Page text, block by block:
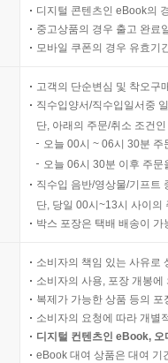
디지털 콘텐츠인 eBook의
중고상품의 경우 출고 완료
모바일 쿠폰의 경우 유효기
고객의 단순변심 및 착오구
직수입양서/직수입일서중
단, 아래의 주문/취소 조건
오늘 00시 ~ 06시 30분
오늘 06시 30분 이후 주
직수입 음반/영상물/기프트
단, 당일 00시~13시 사이의
박스 포장은 택배 배송이
소비자의 책임 있는 사유로
소비자의 사용, 포장 개봉
복제가 가능한 상품 등의
소비자의 요청에 따라 개별
디지털 컨텐츠인 eBook,
eBook 대여 상품은 대여 기